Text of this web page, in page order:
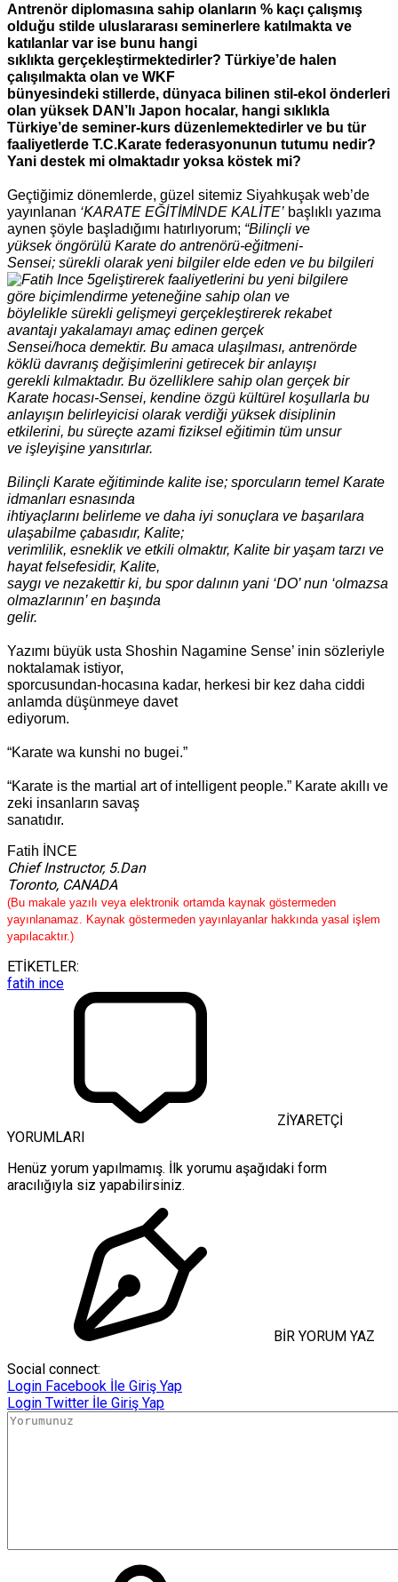
Antrenör diplomasına sahip olanların % kaçı çalışmış
olduğu stilde uluslararası seminerlere katılmakta ve
katılanlar var ise bunu hangi
sıklıkta gerçekleştirmektedirler? Türkiye’de halen
çalışılmakta olan ve WKF
bünyesindeki stillerde, dünyaca bilinen stil-ekol önderleri
olan yüksek DAN’lı Japon hocalar, hangi sıklıkla
Türkiye’de seminer-kurs düzenlemektedirler ve bu tür
faaliyetlerde T.C.Karate federasyonunun tutumu nedir?
Yani destek mi olmaktadır yoksa köstek mi?
Geçtiğimiz dönemlerde, güzel sitemiz Siyahkuşak web’de
yayınlanan ‘KARATE EĞİTİMİNDE KALİTE’ başlıklı yazıma
aynen şöyle başladığımı hatırlıyorum; “Bilinçli ve
yükseköngörülü Karate do antrenörü-eğitmeni-
Sensei; sürekli olarak yeni bilgiler elde eden ve bu bilgileri
geliştirerek faaliyetlerini bu yeni bilgilere
göre biçimlendirme yeteneğine sahip olan ve
böylelikle sürekli gelişmeyi gerçekleştirerek rekabet
avantajı yakalamayı amaç edinen gerçek
Sensei/hoca demektir. Bu amaca ulaşılması, antrenörde
köklü davranış değişimlerini getirecek bir anlayışı
gerekli kılmaktadır. Bu özelliklere sahip olan gerçek bir
Karate hocası-Sensei, kendine özgü kültürel koşullarla bu
anlayışın belirleyicisi olarak verdiği yüksek disiplinin
etkilerini, bu süreçte azami fiziksel eğitimin tüm unsur
ve işleyişine yansıtırlar.
Bilinçli Karate eğitiminde kalite ise; sporcuların temel Karate
idmanları esnasında
ihtiyaçlarını belirleme ve daha iyi sonuçlara ve başarılara
ulaşabilme çabasıdır, Kalite;
verimlilik, esneklik ve etkili olmaktır, Kalite bir yaşam tarzı ve
hayat felsefesidir, Kalite,
saygı ve nezakettir ki, bu spor dalının yani ‘DO’ nun ‘olmazsa
olmazlarının’ en başında
gelir.
Yazımı büyük usta Shoshin Nagamine Sense’ inin sözleriyle
noktalamak istiyor,
sporcusundan-hocasına kadar, herkesi bir kez daha ciddi
anlamda düşünmeye davet
ediyorum.
“Karate wa kunshi no bugei.”
“Karate is the martial art of intelligent people.” Karate akıllı ve
zeki insanların savaş
sanatıdır.
Fatih İNCE
Chief Instructor, 5.Dan
Toronto, CANADA
(Bu makale yazılı veya elektronik ortamda kaynak göstermeden
yayınlanamaz. Kaynak göstermeden yayınlayanlar hakkında yasal işlem
yapılacaktır.)
ETİKETLER:
fatih ince
ZİYARETÇİ
YORUMLARI
Henüz yorum yapılmamış. İlk yorumu aşağıdaki form
aracılığıyla siz yapabilirsiniz.
BİR YORUM YAZ
Social connect:
Login Facebook İle Giriş Yap
Login Twitter İle Giriş Yap